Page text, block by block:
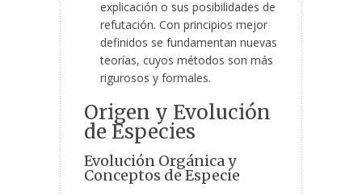
explicación o sus posibilidades de
refutación. Con principios mejor
definidos se fundamentan nuevas
teorías, cuyos métodos son más
rigurosos y formales.
Origen y Evolución
de Especies
Evolución Orgánica y
Conceptos de Especie